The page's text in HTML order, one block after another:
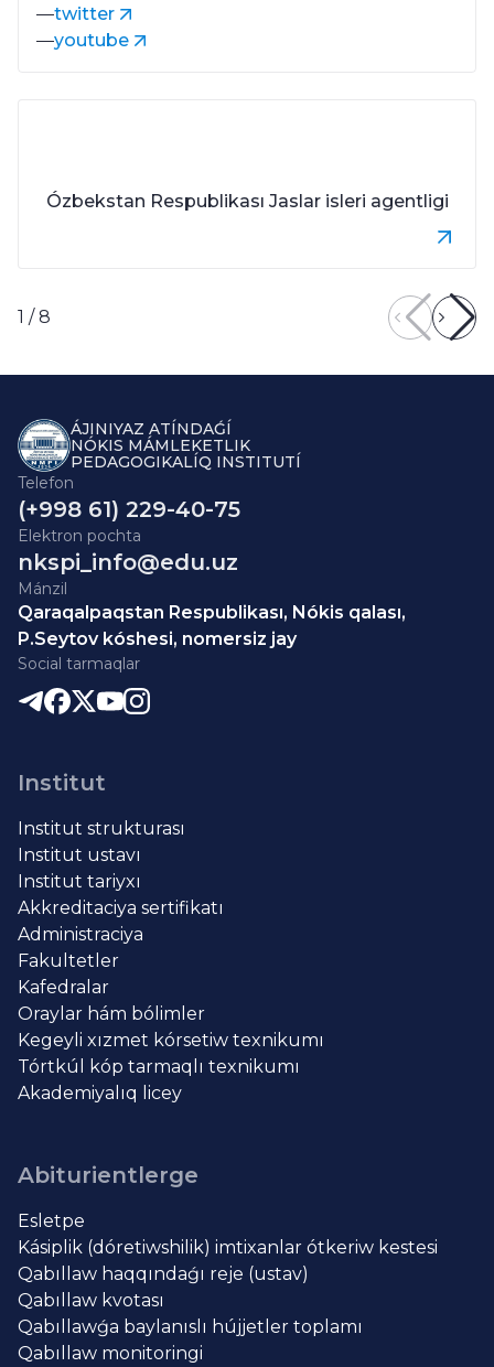
twitter
youtube
Ózbekstan Respublikası Jaslar isleri agentligi
1 / 8
ÁJINIYAZ ATÍNDAǴÍ
NÓKIS MÁMLEKETLIK
PEDAGOGIKALÍQ INSTITUTÍ
Telefon
(+998 61) 229-40-75
Elektron pochta
nkspi_info@edu.uz
Mánzil
Qaraqalpaqstan Respublikası, Nókis qalası,
P.Seytov kóshesi, nomersiz jay
Social tarmaqlar
Institut
Institut strukturası
Institut ustavı
Institut tariyxı
Akkreditaciya sertifikatı
Administraciya
Fakultetler
Kafedralar
Oraylar hám bólimler
Kegeyli xızmet kórsetiw texnikumı
Tórtkúl kóp tarmaqlı texnikumı
Akademiyalıq licey
Abiturientlerge
Esletpe
Kásiplik (dóretiwshilik) imtixanlar ótkeriw kestesi
Qabıllaw haqqındaǵı reje (ustav)
Qabıllaw kvotası
Qabıllawǵa baylanıslı hújjetler toplamı
Qabıllaw monitoringi